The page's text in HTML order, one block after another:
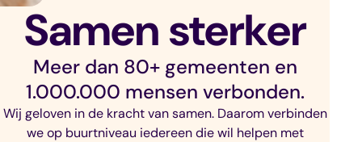
Samen sterker
Meer dan 80+ gemeenten en
1.000.000 mensen verbonden.
Wij geloven in de kracht van samen. Daarom verbinden
we op buurtniveau iedereen die wil helpen met